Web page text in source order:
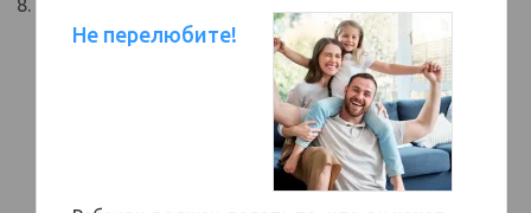
Не перелюбите!